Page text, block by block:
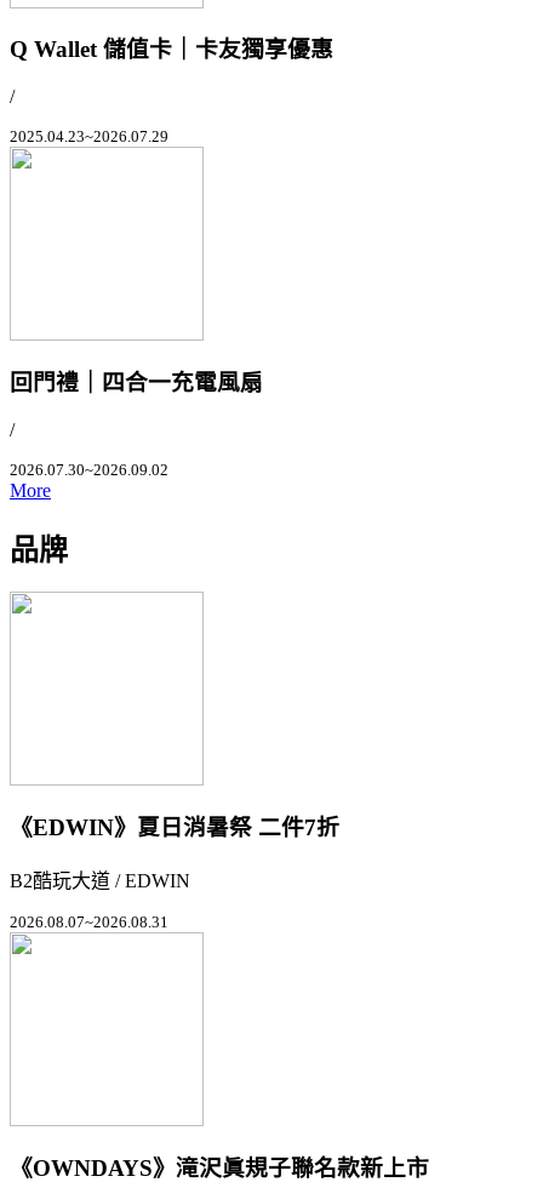
Q Wallet 儲值卡｜卡友獨享優惠
/
2025.04.23~2026.07.29
回門禮｜四合一充電風扇
/
2026.07.30~2026.09.02
More
品牌
《EDWIN》夏日消暑祭 二件7折
B2酷玩大道 / EDWIN
2026.08.07~2026.08.31
《OWNDAYS》滝沢眞規子聯名款新上市